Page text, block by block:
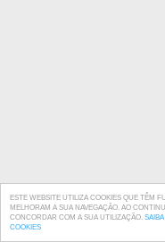
ESTE WEBSITE UTILIZA COOKIES QUE TÊM
MELHORAM A SUA NAVEGAÇÃO. AO
CONCORDAR COM A SUA UTILIZAÇÃO.
COOKIES